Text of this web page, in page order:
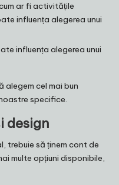
ar fi activitățile
influența alegerea unui
influența alegerea unui
cel mai bun
specifice.
design
trebuie să ținem cont de
multe opțiuni disponibile,